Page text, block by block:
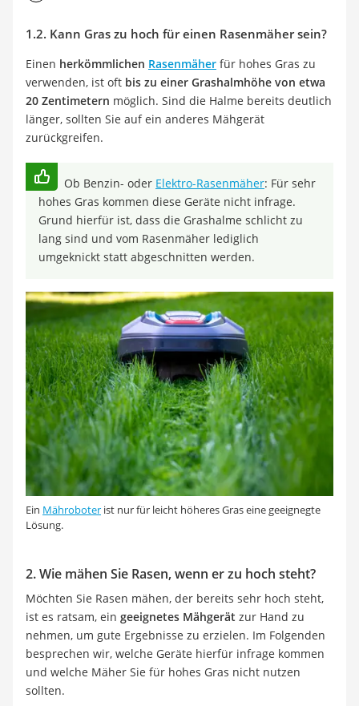
1.2. Kann Gras zu hoch für einen Rasenmäher sein?
Einen herkömmlichen Rasenmäher für hohes Gras zu
verwenden, ist oft bis zu einer Grashalmhöhe von etwa
20 Zentimetern möglich. Sind die Halme bereits deutlich
länger, sollten Sie auf ein anderes Mähgerät
zurückgreifen.
Ob Benzin- oder Elektro-Rasenmäher: Für sehr
hohes Gras kommen diese Geräte nicht infrage.
Grund hierfür ist, dass die Grashalme schlicht zu
lang sind und vom Rasenmäher lediglich
umgeknickt statt abgeschnitten werden.
Ein Mähroboter ist nur für leicht höheres Gras eine geeignegte
Lösung.
2. Wie mähen Sie Rasen, wenn er zu hoch steht?
Möchten Sie Rasen mähen, der bereits sehr hoch steht,
ist es ratsam, ein geeignetes Mähgerät zur Hand zu
nehmen, um gute Ergebnisse zu erzielen. Im Folgenden
besprechen wir, welche Geräte hierfür infrage kommen
und welche Mäher Sie für hohes Gras nicht nutzen
sollten.